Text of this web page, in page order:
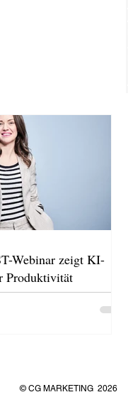
Webinar zeigt KI-
Produktivität
© CG MARKETING 2026